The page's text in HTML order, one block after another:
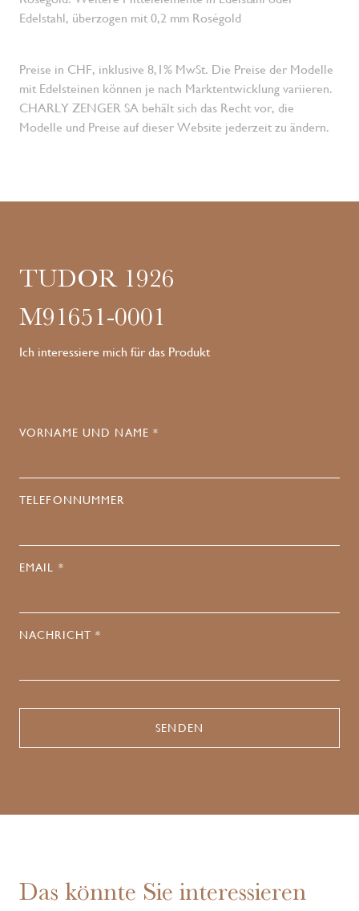
Edelstahl, überzogen mit 0,2 mm Roségold
Preise in CHF, inklusive 8,1% MwSt. Die Preise der Modelle
mit Edelsteinen können je nach Marktentwicklung variieren.
CHARLY ZENGER SA behält sich das Recht vor, die
Modelle und Preise auf dieser Website jederzeit zu ändern.
TUDOR 1926
M91651-0001
Ich interessiere mich für das Produkt
VORNAME UND NAME *
TELEFONNUMMER
EMAIL *
NACHRICHT *
Das könnte Sie interessieren